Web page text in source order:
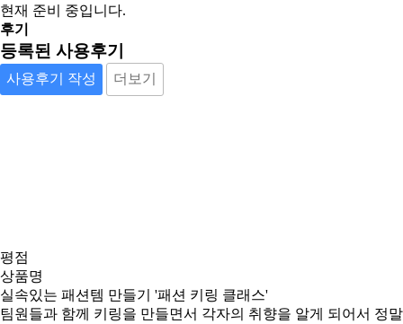
현재 준비 중입니다.
후기
등록된 사용후기
사용후기 작성 더보기
평점
상품명
실속있는 패션템 만들기 '패션 키링 클래스'
팀원들과 함께 키링을 만들면서 각자의 취향을 알게 되어서 정말